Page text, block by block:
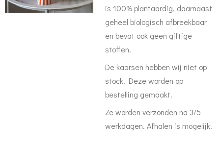
is 100% plantaardig, daarnaast
geheel biologisch afbreekbaar
en bevat ook geen giftige
stoffen.
De kaarsen hebben wij niet op
stock. Deze worden op
bestelling gemaakt.
Ze worden verzonden na 3/5
werkdagen. Afhalen is mogelijk.